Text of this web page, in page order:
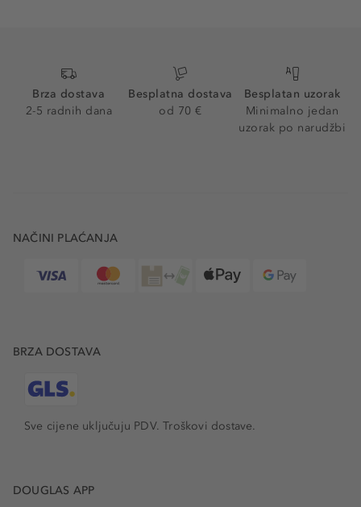
Brza dostava
2-5 radnih dana
Besplatna dostava
od 70 €
Besplatan uzorak
Minimalno jedan
uzorak po narudžbi
NAČINI PLAĆANJA
BRZA DOSTAVA
Sve cijene uključuju PDV.Troškovi dostave.
DOUGLAS APP